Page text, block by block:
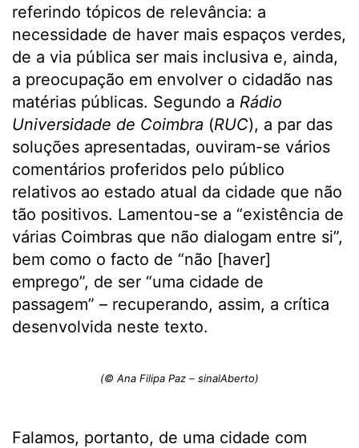
referindo tópicos de relevância: a
necessidade de haver mais espaços verdes,
de a via pública ser mais inclusiva e, ainda,
a preocupação em envolver o cidadão nas
matérias públicas. Segundo a Rádio
Universidade de Coimbra (RUC), a par das
soluções apresentadas, ouviram-se vários
comentários proferidos pelo público
relativos ao estado atual da cidade que não
tão positivos. Lamentou-se a “existência de
várias Coimbras que não dialogam entre si”,
bem como o facto de “não [haver]
emprego”, de ser “uma cidade de
passagem” – recuperando, assim, a crítica
desenvolvida neste texto.
(© Ana Filipa Paz – sinalAberto)
Falamos, portanto, de uma cidade com